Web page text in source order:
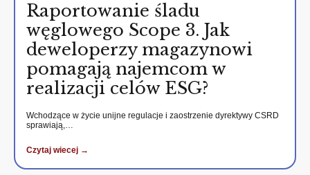
Raportowanie śladu
węglowego Scope 3. Jak
deweloperzy magazynowi
pomagają najemcom w
realizacji celów ESG?
Wchodzące w życie unijne regulacje i zaostrzenie dyrektywy CSRD
sprawiają,…
Czytaj wiecej →